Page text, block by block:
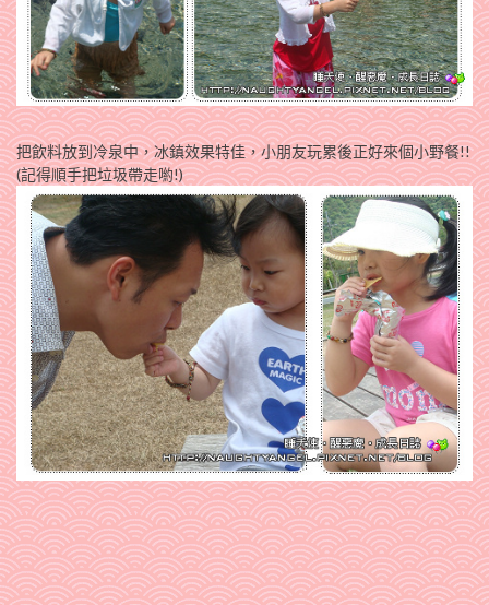
把飲料放到冷泉中，冰鎮效果特佳，小朋友玩累後正好來個小野餐!!
(記得順手把垃圾帶走喲!)